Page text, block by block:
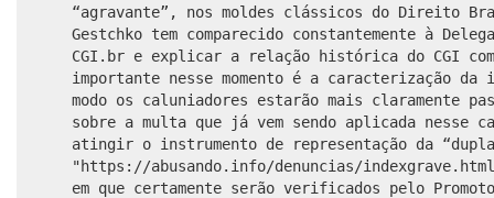
“agravante”, nos moldes clássicos do Direito
Gestchko tem comparecido constantemente à
CGI.br e explicar a relação histórica do CGI
importante nesse momento é a caracterização
modo os caluniadores estarão mais claramente
sobre a multa que já vem sendo aplicada nesse
atingir o instrumento de representação da
"https://abusando.info/denuncias/
em que certamente serão verificados pelo